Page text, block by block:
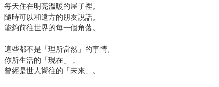
每天住在明亮溫暖的屋子裡。
隨時可以和遠方的朋友說話。
能夠前往世界的每一個角落。
這些都不是「理所當然」的事情。
你所生活的「現在」，
曾經是世人嚮往的「未來」。